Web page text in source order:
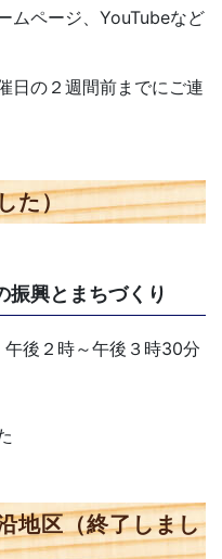
ムページ、YouTubeなど
日の２週間前までにご連
た）
興とまちづくり
後２時～午後３時30分
地区（終了しまし